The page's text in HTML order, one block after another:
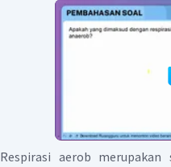
Respirasi aerob